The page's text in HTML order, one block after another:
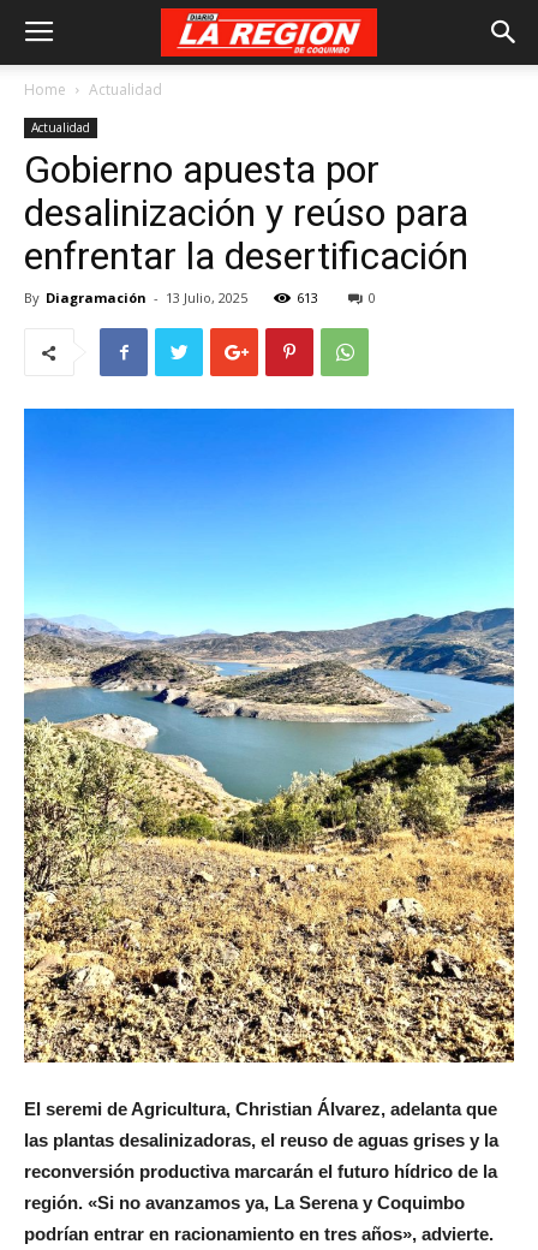
Home Actualidad
Actualidad
Gobierno apuesta por
desalinización y reúso para
enfrentar la desertificación
By Diagramación - 13 Julio, 2025 613 0
El seremi de Agricultura, Christian Álvarez, adelanta que
las plantas desalinizadoras, el reuso de aguas grises y la
reconversión productiva marcarán el futuro hídrico de la
región. «Si no avanzamos ya, La Serena y Coquimbo
podrían entrar en racionamiento en tres años», advierte.